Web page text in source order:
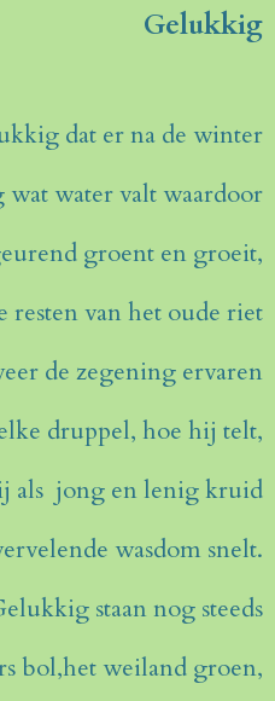
Gelukkig
dat er na de winter
wat water valt waardoor
groent en groeit,
resten van het oude riet
de zegening ervaren
druppel, hoe hij telt,
als jong en lenig kruid
wasdom snelt.
staan nog steeds
bol,het weiland groen,